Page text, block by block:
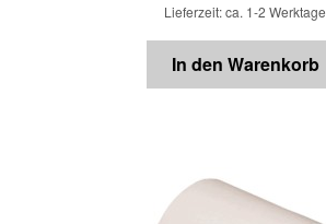
Lieferzeit: ca. 1-2 Werktage
In den Warenkorb